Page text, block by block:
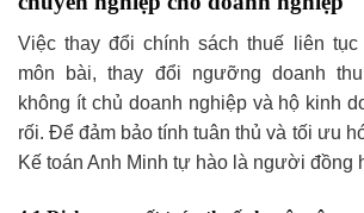
Việc thay đổi chính sách thuế liên
môn bài, thay đổi ngưỡng doanh
không ít chủ doanh nghiệp và hộ kinh
rối. Để đảm bảo tính tuân thủ và tối ưu
Kế toán Anh Minh tự hào là người đồng